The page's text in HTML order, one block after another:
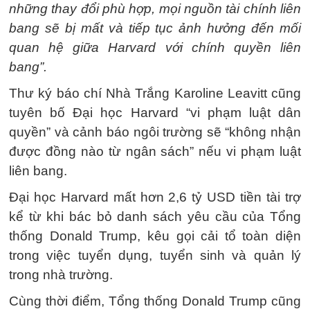
những thay đổi phù hợp, mọi nguồn tài chính liên
bang sẽ bị mất và tiếp tục ảnh hưởng đến mối
quan hệ giữa Harvard với chính quyền liên
bang”.
Thư ký báo chí Nhà Trắng Karoline Leavitt cũng
tuyên bố Đại học Harvard “vi phạm luật dân
quyền” và cảnh báo ngôi trường sẽ “không nhận
được đồng nào từ ngân sách” nếu vi phạm luật
liên bang.
Đại học Harvard mất hơn 2,6 tỷ USD tiền tài trợ
kể từ khi bác bỏ danh sách yêu cầu của Tổng
thống Donald Trump, kêu gọi cải tổ toàn diện
trong việc tuyển dụng, tuyển sinh và quản lý
trong nhà trường.
Cùng thời điểm, Tổng thống Donald Trump cũng